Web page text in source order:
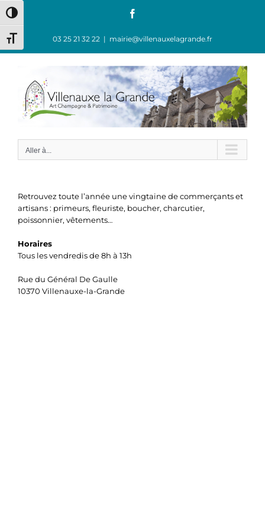
Passer en contraste élevé
Changer la taille de la police
Passer
au
03 25 21 32 22 | mairie@villenauxelagrande.fr
Aller à...
Retrouvez toute l’année une vingtaine de commerçants et
artisans : primeurs, fleuriste, boucher, charcutier,
poissonnier, vêtements…
Horaires
Tous les vendredis de 8h à 13h
Rue du Général De Gaulle
10370 Villenauxe-la-Grande